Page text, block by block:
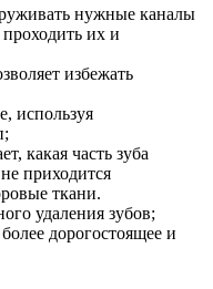
нужные каналы
их и
избежать
используя
какая часть зуба
приходится
ткани.
удаления зубов;
дорогостоящее и